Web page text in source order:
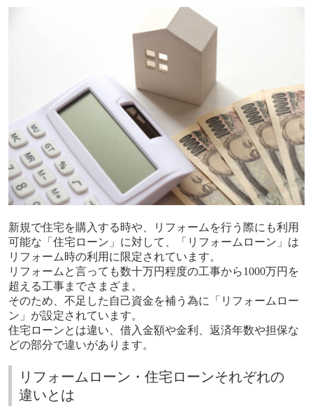
新規で住宅を購入する時や、リフォームを行う際にも利用
可能な「住宅ローン」に対して、「リフォームローン」は
リフォーム時の利用に限定されています。
リフォームと言っても数十万円程度の工事から1000万円を
超える工事までさまざま。
そのため、不足した自己資金を補う為に「リフォームロー
ン」が設定されています。
住宅ローンとは違い、借入金額や金利、返済年数や担保な
どの部分で違いがあります。
リフォームローン・住宅ローンそれぞれの
違いとは